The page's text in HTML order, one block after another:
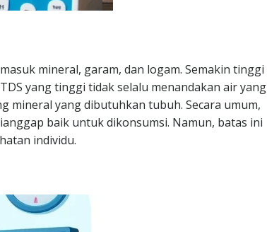
mineral, garam, dan logam. Semakin tinggi
yang tinggi tidak selalu menandakan air yang
mineral yang dibutuhkan tubuh. Secara umum,
baik untuk dikonsumsi. Namun, batas ini
individu.